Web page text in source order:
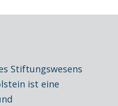
Stiftungswesens
ist eine